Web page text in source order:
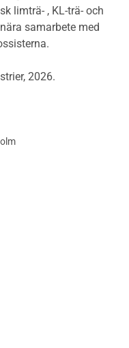
Obehandlat
limträ- , KL-trä- och
samarbete med
2026.